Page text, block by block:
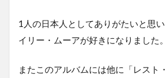
1人の日本人としてありがたいと思
イリー・ムーアが好きになりました。
またこのアルバムには他に「レスト